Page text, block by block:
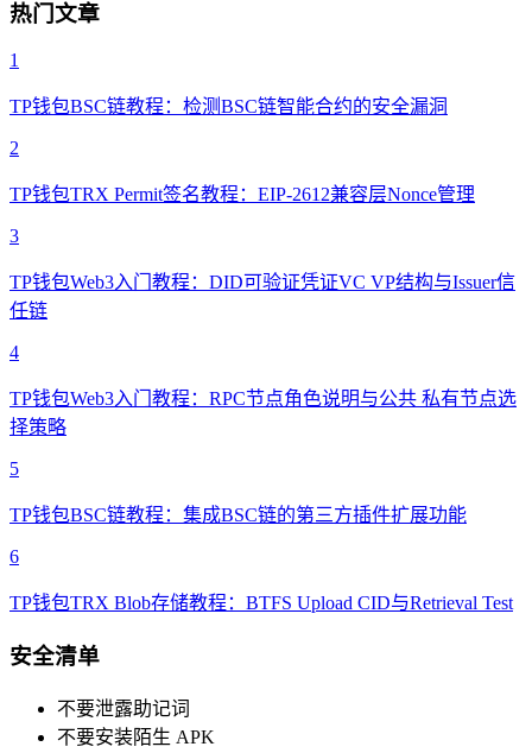
热门文章
1
TP钱包BSC链教程：检测BSC链智能合约的安全漏洞
2
TP钱包TRX Permit签名教程：EIP-2612兼容层Nonce管理
3
TP钱包Web3入门教程：DID可验证凭证VC VP结构与Issuer信
任链
4
TP钱包Web3入门教程：RPC节点角色说明与公共 私有节点选
择策略
5
TP钱包BSC链教程：集成BSC链的第三方插件扩展功能
6
TP钱包TRX Blob存储教程：BTFS Upload CID与Retrieval Test
安全清单
不要泄露助记词
不要安装陌生 APK